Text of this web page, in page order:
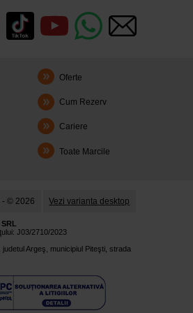
Oferte
Cum Rezerv
Cariere
Toate Marcile
- © 2026 Vezi varianta desktop
J03/2710/2023
Argeş, municipiul Piteşti, strada